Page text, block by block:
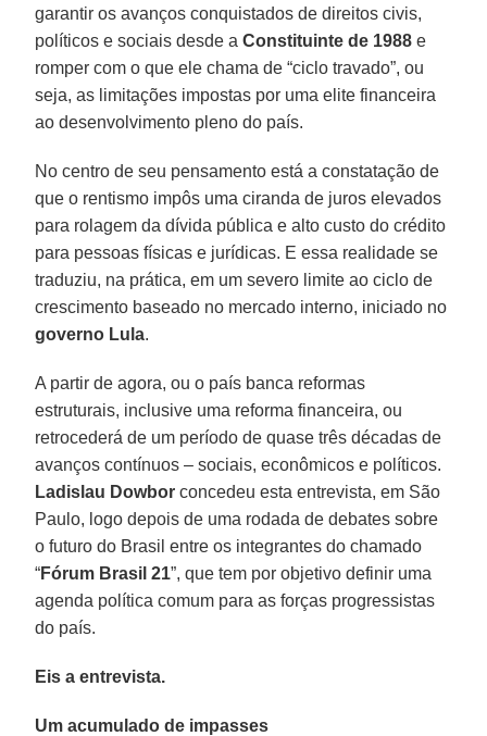
garantir os avanços conquistados de direitos civis,
políticos e sociais desde aConstituinte de 1988 e
romper com o que ele chama de “ciclo travado”, ou
seja, as limitações impostas por uma elite financeira
ao desenvolvimento pleno do país.
No centro de seu pensamento está a constatação de
que o rentismo impôs uma ciranda de juros elevados
para rolagem da dívida pública e alto custo do crédito
para pessoas físicas e jurídicas. E essa realidade se
traduziu, na prática, em um severo limite ao ciclo de
crescimento baseado no mercado interno, iniciado no
governo Lula.
A partir de agora, ou o país banca reformas
estruturais, inclusive uma reforma financeira, ou
retrocederá de um período de quase três décadas de
avanços contínuos – sociais, econômicos e políticos.
Ladislau Dowbor concedeu esta entrevista, em São
Paulo, logo depois de uma rodada de debates sobre
o futuro do Brasil entre os integrantes do chamado
“Fórum Brasil 21”, que tem por objetivo definir uma
agenda política comum para as forças progressistas
do país.
Eis a entrevista.
Um acumulado de impasses